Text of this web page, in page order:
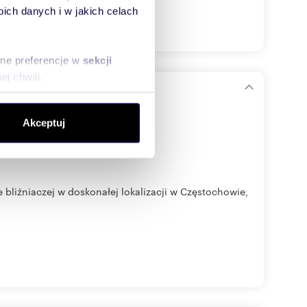
danych i w jakich celach
preferencje w sekcji
chwili.
społecznościowym,
od Ciebie lub
Akceptuj
w doskonałej lokalizacji w Częstochowie,